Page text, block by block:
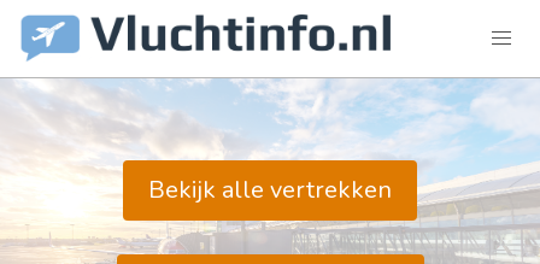
Bekijk alle vertrekken